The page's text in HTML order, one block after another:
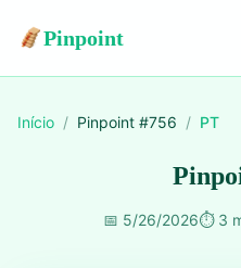
Pinpoint
Início / Pinpoint #756 / PT
📅 5/26/2026⏱️ 3